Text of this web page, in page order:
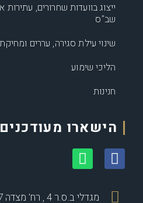
ייצוג בוועדות שחרורים,
שב"ס
שינוי עילת סגירה, עררים
הליכי שימוע
חנינות
הישארו מעודכנים
מגדלי ב.ס.ר 4 , רח' מצדה 7, בני ברק